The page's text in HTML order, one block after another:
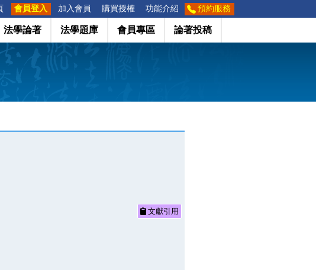
會員登入 加入會員 購買授權 功能介紹 預約服務
法學論著 法學題庫 會員專區 論著投稿
文獻引用